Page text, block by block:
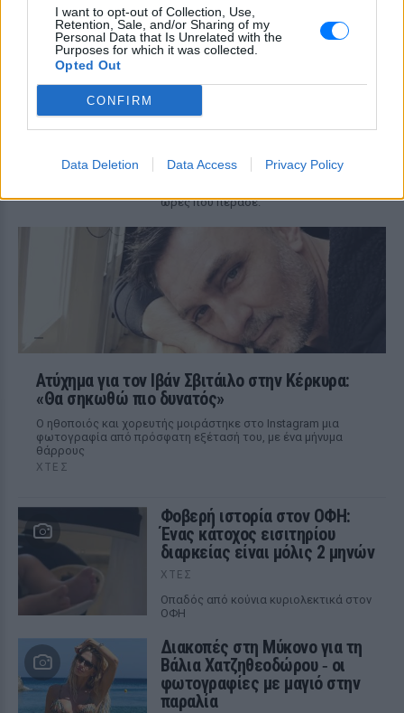
I want to opt-out of Collection, Use,
Retention, Sale, and/or Sharing of my
Personal Data that Is Unrelated with the
Purposes for which it was collected.
Opted Out
CONFIRM
Data Deletion Data Access Privacy Policy
Το μοντέλο μοιράστηκε φωτογραφίες
από τις καλοκαιρινές της διακοπές στο
νησί των Κυκλάδων
και αντιβιώσεις»
Η επιχειρηματίας έπαθε τροφική
δηλητηρίαση και μοιράστηκε με τους
ώρες που πέρασε.
Ατύχημα για τον Ιβάν Σβιτάιλο στην Κέρκυρα:
«Θα σηκωθώ πιο δυνατός»
Ο ηθοποιός και χορευτής μοιράστηκε στο Instagram μια
φωτογραφία από πρόσφατη εξέτασή του, με ένα μήνυμα
θάρρους
ΧΤΕΣ
Φοβερή ιστορία στον ΟΦΗ:
Ένας κάτοχος εισιτηρίου
διαρκείας είναι μόλις 2 μηνών
ΧΤΕΣ
Οπαδός από κούνια κυριολεκτικά στον
ΟΦΗ
Διακοπές στη Μύκονο για τη
Βάλια Χατζηθεοδώρου ‑ οι
φωτογραφίες με μαγιό στην
παραλία